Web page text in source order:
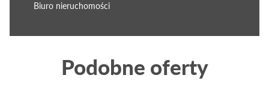
Biuro nieruchomości
Podobne oferty